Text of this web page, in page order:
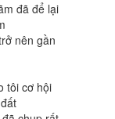
đã để lại
nên gần
tôi cơ hội